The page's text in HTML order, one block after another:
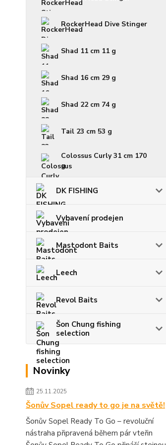
RockerHead Dive Stinger
Shad 11 cm 11 g
Shad 16 cm 29 g
Shad 22 cm 74 g
Tail 23 cm 53 g
Colossus Curly 31 cm 170
g
DK FISHING
Vybavení prodejen
Mastodont Baits
Leech
Revol Baits
Šon Chung fishing
selection
Novinky
25.11.2025
Šonův Sopel ready to go je na světě!
Šonův Sopel Ready To Go – revoluční
nástraha připravená během pár vteřin